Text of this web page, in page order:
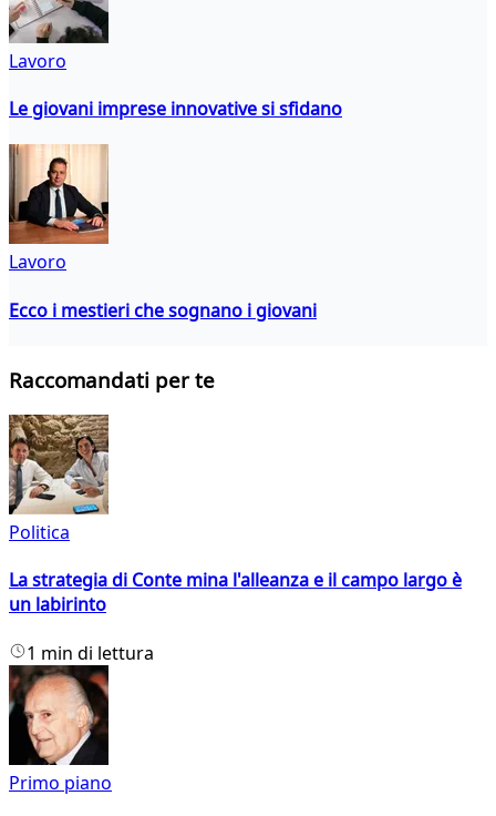
Lavoro
Le giovani imprese innovative si sfidano
Lavoro
Ecco i mestieri che sognano i giovani
Raccomandati per te
Politica
La strategia di Conte mina l'alleanza e il campo largo è
un labirinto
1 min di lettura
Primo piano